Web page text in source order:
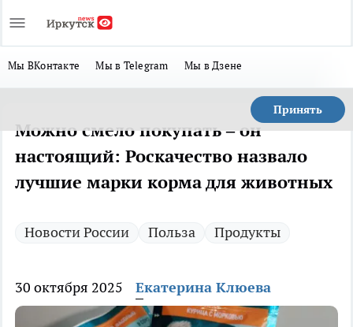
Мы ВКонтакте Мы в Telegram Мы в Дзене
Принять
Можно смело покупать – он
настоящий: Роскачество назвало
лучшие марки корма для животных
Новости России Польза Продукты
30 октября 2025 Екатерина Клюева